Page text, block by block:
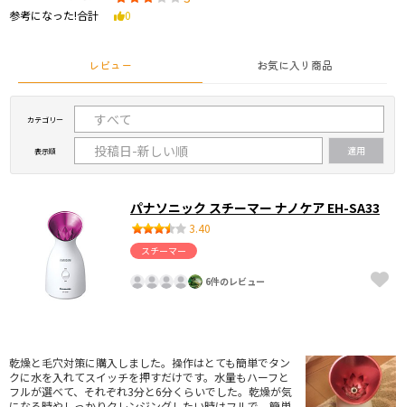
参考になった!合計 0
レビュー お気に入り商品
カテゴリー
表示順
パナソニック スチーマー ナノケア EH-SA33
3.40
スチーマー
6件のレビュー
乾燥と毛穴対策に購入しました。操作はとても簡単でタン
クに水を入れてスイッチを押すだけです。水量もハーフと
フルが選べて、それぞれ3分と6分くらいでした。乾燥が気